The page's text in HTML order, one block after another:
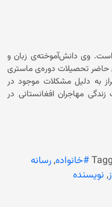
مینا فراز، نویسنده‌ی اهل هرات، متولد ۱۳۷۹ است. وی دانش‌آموخته‌ی زبان و
حاضر تحصیلات دوره‌ی ماستری
به دلیل مشکلات موجود در
مهاجران افغانستانی در
چه به درس و مشق؟ زنان باید
در آن دهِ برای دختران امری
مواجه کرد. لیسانس را با
و گفت:« حداقل برای خودش
#خانواده,رسانه
, نویسنده